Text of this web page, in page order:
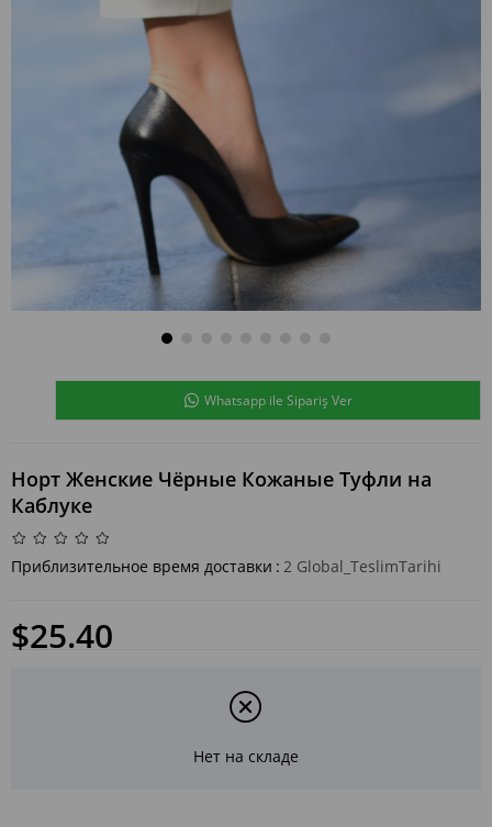
Whatsapp ile Sipariş Ver
Норт Женские Чёрные Кожаные Туфли на
Каблуке
Приблизительное время доставки : 2 Global_TeslimTarihi
$25.40
Нет на складе